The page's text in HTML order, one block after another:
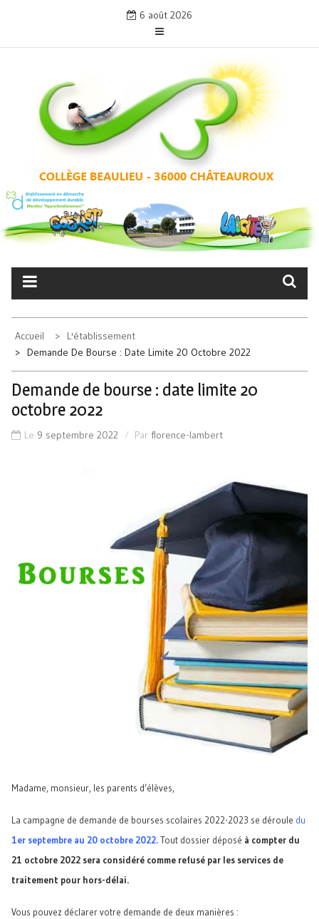
content
6 août 2026
COLLÈGE BEAULIEU –
CHÂTEAUROUX
Accueil
L'établissement
Demande De Bourse : Date Limite 20 Octobre 2022
Demande de bourse : date limite 20
octobre 2022
Le 9 septembre 2022 Par florence-lambert
Madame, monsieur, les parents d’élèves,
La campagne de demande de bourses scolaires 2022-2023 se déroule du
1er septembre au 20 octobre 2022.Tout dossier déposé à compter du
21 octobre 2022 sera considéré comme refusé par les services de
traitement pour hors-délai.
Vous pouvez déclarer votre demande de deux manières :